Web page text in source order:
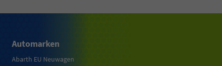
Automarken
Abarth EU Neuwagen